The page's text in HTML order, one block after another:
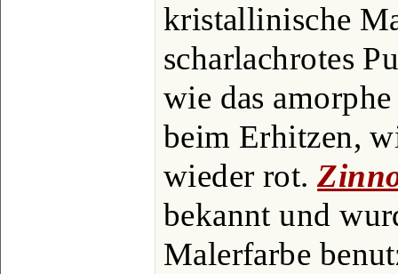
kristallinische
scharlachrotes
wie das
beim Erhitzen,
wieder rot.
bekannt und
Malerfarbe